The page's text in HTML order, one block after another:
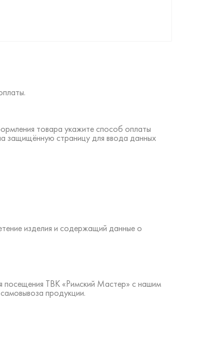
товара укажите способ оплаты
защищённую страницу для ввода данных
изделия и содержащий данные о
посещения ТВК «Римский Мастер» с нашим
продукции.